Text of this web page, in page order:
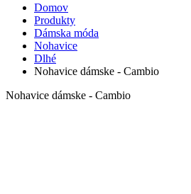
Domov
Produkty
Dámska móda
Nohavice
Dlhé
Nohavice dámske - Cambio
Nohavice dámske - Cambio